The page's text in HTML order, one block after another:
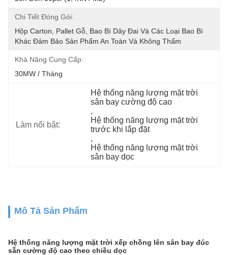
Chi Tiết Đóng Gói:
Hộp Carton, Pallet Gỗ, Bao Bì Dây Đai Và Các Loại Bao Bì
Khác Đảm Bảo Sản Phẩm An Toàn Và Không Thấm
Khả Năng Cung Cấp:
30MW / Tháng
Làm nổi bật:
Hệ thống năng lượng mặt trời
sân bay cường độ cao
,
Hệ thống năng lượng mặt trời
trước khi lắp đặt
,
Hệ thống năng lượng mặt trời
sân bay dọc
Mô Tả Sản Phẩm
Hệ thống năng lượng mặt trời xếp chồng lên sân bay đúc
sẵn cường độ cao theo chiều dọc